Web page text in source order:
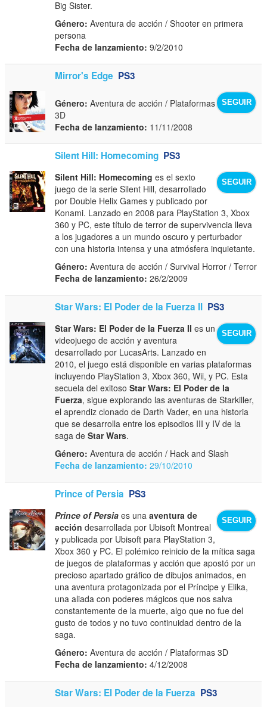
Big Sister.
Género: Aventura de acción / Shooter en primera
persona
Fecha de lanzamiento: 9/2/2010
Mirror's Edge PS3
SEGUIR
Género: Aventura de acción / Plataformas
3D
Fecha de lanzamiento: 11/11/2008
Silent Hill: Homecoming PS3
SEGUIR
Silent Hill: Homecoming es el sexto
juego de la serie Silent Hill, desarrollado
por Double Helix Games y publicado por
Konami. Lanzado en 2008 para PlayStation 3, Xbox
360 y PC, este título de terror de supervivencia lleva
a los jugadores a un mundo oscuro y perturbador
con una historia intensa y una atmósfera inquietante.
Género: Aventura de acción / Survival Horror / Terror
Fecha de lanzamiento: 26/2/2009
Star Wars: El Poder de la Fuerza II PS3
SEGUIR
Star Wars: El Poder de la Fuerza II es un
videojuego de acción y aventura
desarrollado por LucasArts. Lanzado en
2010, el juego está disponible en varias plataformas
incluyendo PlayStation 3, Xbox 360, Wii, y PC. Esta
secuela del exitosoStar Wars: El Poder de la
Fuerza, sigue explorando las aventuras de Starkiller,
el aprendiz clonado de Darth Vader, en una historia
que se desarrolla entre los episodios III y IV de la
saga deStar Wars.
Género: Aventura de acción / Hack and Slash
Fecha de lanzamiento: 29/10/2010
Prince of Persia PS3
SEGUIR
Prince of Persia es unaaventura de
acción desarrollada por Ubisoft Montreal
y publicada por Ubisoft para PlayStation 3,
Xbox 360 y PC. El polémico reinicio de la mítica saga
de juegos de plataformas y acción que apostó por un
precioso apartado gráfico de dibujos animados, en
una aventura protagonizada por el Príncipe y Elika,
una aliada con poderes mágicos que nos salva
constantemente de la muerte, algo que no fue del
gusto de todos y no tuvo continuidad dentro de la
saga.
Género: Aventura de acción / Plataformas 3D
Fecha de lanzamiento: 4/12/2008
Star Wars: El Poder de la Fuerza PS3